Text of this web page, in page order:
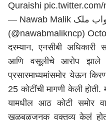
Quraishi
— Nawab Malik نواب ملک नवाब मलिक
(@nawabmalikncp)
दरम्यान, एनसीबी अधिकारी
आणि वसूलीचे आरोप झाले
प्रसारमाध्यमांसमोर येऊन
25 कोटींची मागणी केली
यामधील आठ कोटी समोर
खळबळजनक वक्तव्य केलं होतं.